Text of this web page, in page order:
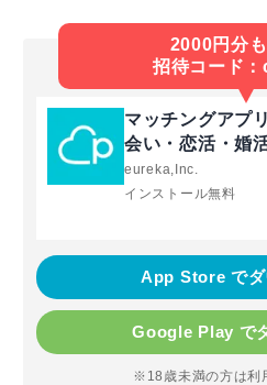
2000円分
招待コード
マッチングアプ
会い・恋活・婚
eureka,Inc.
インストール無料
App Store でダ
Google Play で
※18歳未満の方は利